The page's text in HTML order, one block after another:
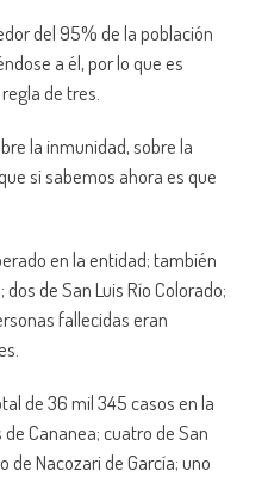
del 95% de la población
a él, por lo que es
de tres.
la inmunidad, sobre la
si sabemos ahora es que
en la entidad; también
de San Luis Río Colorado;
fallecidas eran
de 36 mil 345 casos en la
Cananea; cuatro de San
de Nacozari de García; uno